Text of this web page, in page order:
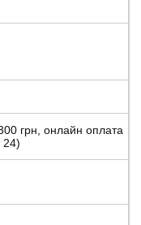
грн, онлайн оплата
24)